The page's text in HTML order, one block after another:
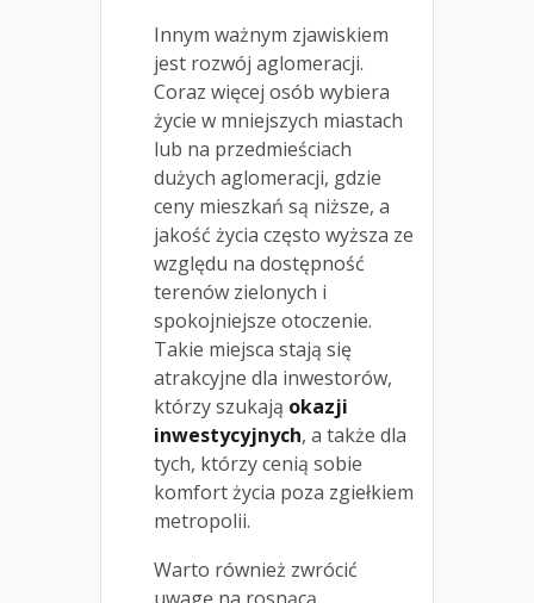
Innym ważnym zjawiskiem
jest rozwój aglomeracji.
Coraz więcej osób wybiera
życie w mniejszych miastach
lub na przedmieściach
dużych aglomeracji, gdzie
ceny mieszkań są niższe, a
jakość życia często wyższa ze
względu na dostępność
terenów zielonych i
spokojniejsze otoczenie.
Takie miejsca stają się
atrakcyjne dla inwestorów,
którzy szukają okazji
inwestycyjnych, a także dla
tych, którzy cenią sobie
komfort życia poza zgiełkiem
metropolii.
Warto również zwrócić